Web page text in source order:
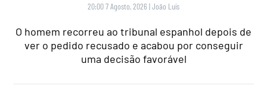
20:00 7 Agosto, 2026 |João Luís
O homem recorreu ao tribunal espanhol depois de
ver o pedido recusado e acabou por conseguir
uma decisão favorável